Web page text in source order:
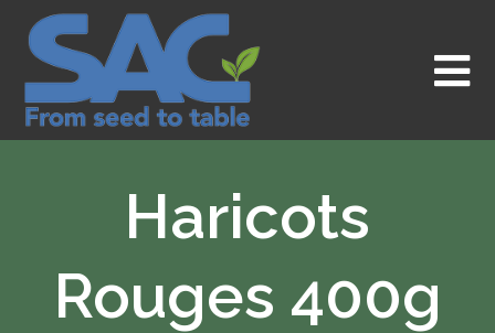
contenu
Haricots
Rouges 400g